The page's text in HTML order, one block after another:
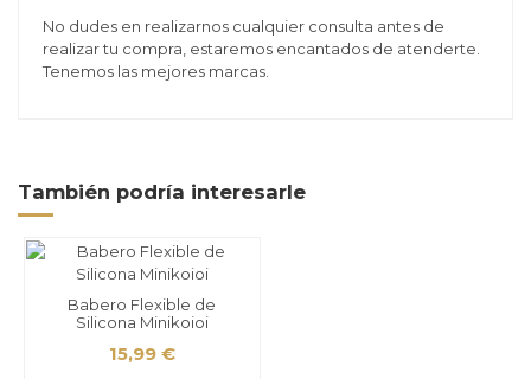
No dudes en realizarnos cualquier consulta antes de
realizar tu compra, estaremos encantados de atenderte.
Tenemos las mejores marcas.
También podría interesarle
Babero Flexible de
Silicona Minikoioi
15,99 €